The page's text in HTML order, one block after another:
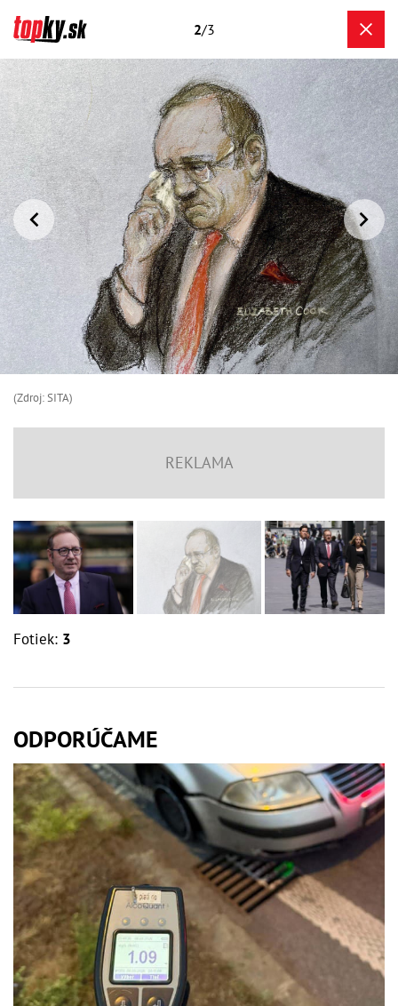
2/3
(Zdroj: SITA)
Fotiek: 3
ODPORÚČAME